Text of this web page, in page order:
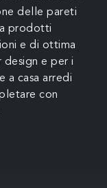
delle pareti
prodotti
e di ottima
design e per i
a casa arredi
con